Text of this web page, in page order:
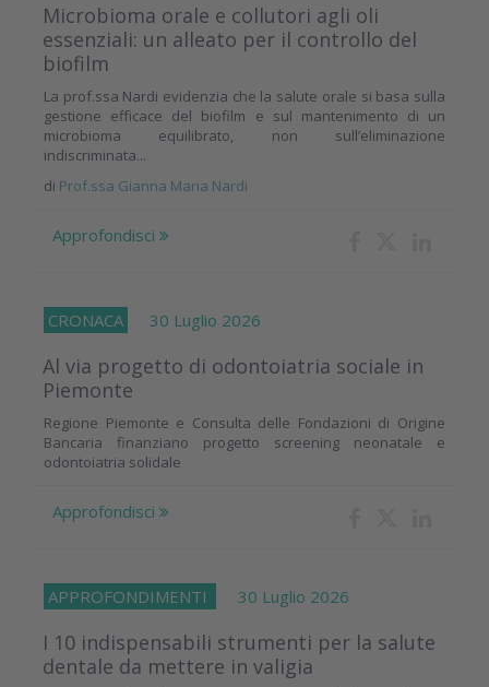
Microbioma orale e collutori agli oli
essenziali: un alleato per il controllo del
biofilm
La prof.ssa Nardi evidenzia che la salute orale si basa sulla
gestione efficace del biofilm e sul mantenimento di un
microbioma equilibrato, non sull’eliminazione
indiscriminata...
di Prof.ssa Gianna Maria Nardi
Approfondisci
CRONACA 30 Luglio 2026
Al via progetto di odontoiatria sociale in
Piemonte
Regione Piemonte e Consulta delle Fondazioni di Origine
Bancaria finanziano progetto screening neonatale e
odontoiatria solidale
Approfondisci
APPROFONDIMENTI 30 Luglio 2026
I 10 indispensabili strumenti per la salute
dentale da mettere in valigia